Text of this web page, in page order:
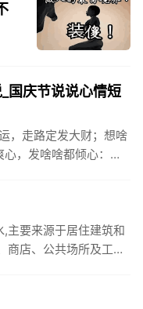
国庆节说说心情短
，走路定发大财；想啥
，发啥啥都倾心：祝
主要来源于居住建筑和
商店、公共场所及工业